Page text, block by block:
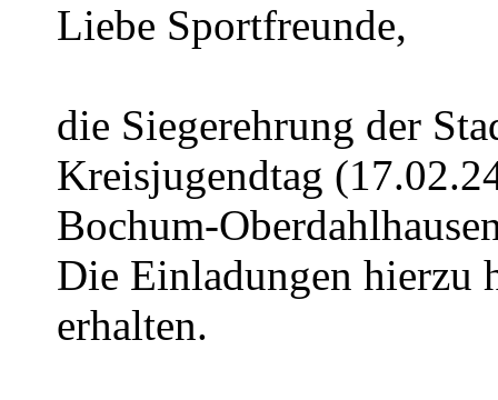
Liebe Sportfreunde,
die Siegerehrung der
Kreisjugendtag
Bochum-
Die Einladungen hierzu
erhalten.